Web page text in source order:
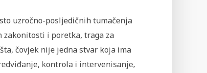
uzročno-posljedičnih tumačenja
zakonitosti i poretka, traga za
čovjek nije jedna stvar koja ima
kontrola i intervenisanje,